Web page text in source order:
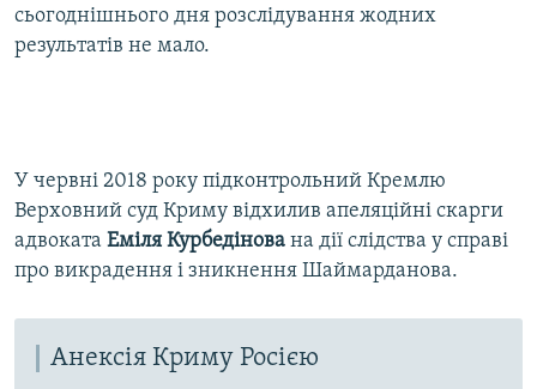
сьогоднішнього дня розслідування жодних
результатів не мало.
У червні 2018 року підконтрольний Кремлю
Верховний суд Криму відхилив апеляційні скарги
адвоката Еміля Курбедінова на дії слідства у справі
про викрадення і зникнення Шаймарданова.
Анексія Криму Росією